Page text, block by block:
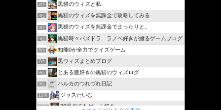
2位 黒猫のウィズと私
3位 黒猫のウィズを無課金で攻略してみる
4位 黒猫のウィズを無課金でまったりと。
5位 黒猫時々パズドラ ラノベ好きが綴るゲームブログ
6位 知能0が全力でクイズゲーム
7位 黒ウィズまとめブログ
8位 とある鷹好きの黒猫のウィズログ
9位 ハルカのつれづれ日記
10位 ジャスたいむ
11位 30過ぎてもゲーム好き